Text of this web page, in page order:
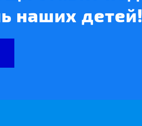
наших детей!